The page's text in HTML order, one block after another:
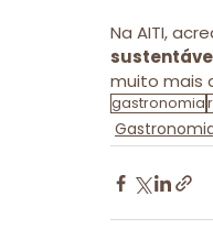
Na AITI,
muito mais
gastronomia